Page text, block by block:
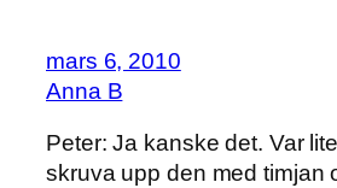
mars 6, 2010
Anna B
Peter: Ja kanske det. Var
skruva upp den med timjan